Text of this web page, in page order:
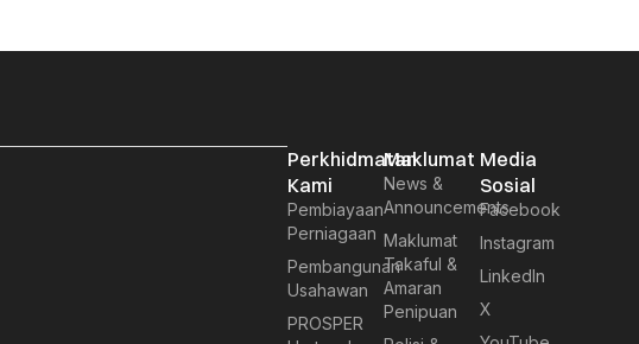
Perkhidmatan
Kami
Pembiayaan
Perniagaan
Pembangunan
Usahawan
PROSPER
Maklumat
News &
Announcements
Maklumat
Takaful &
Amaran
Penipuan
Media
Sosial
Facebook
Instagram
LinkedIn
X